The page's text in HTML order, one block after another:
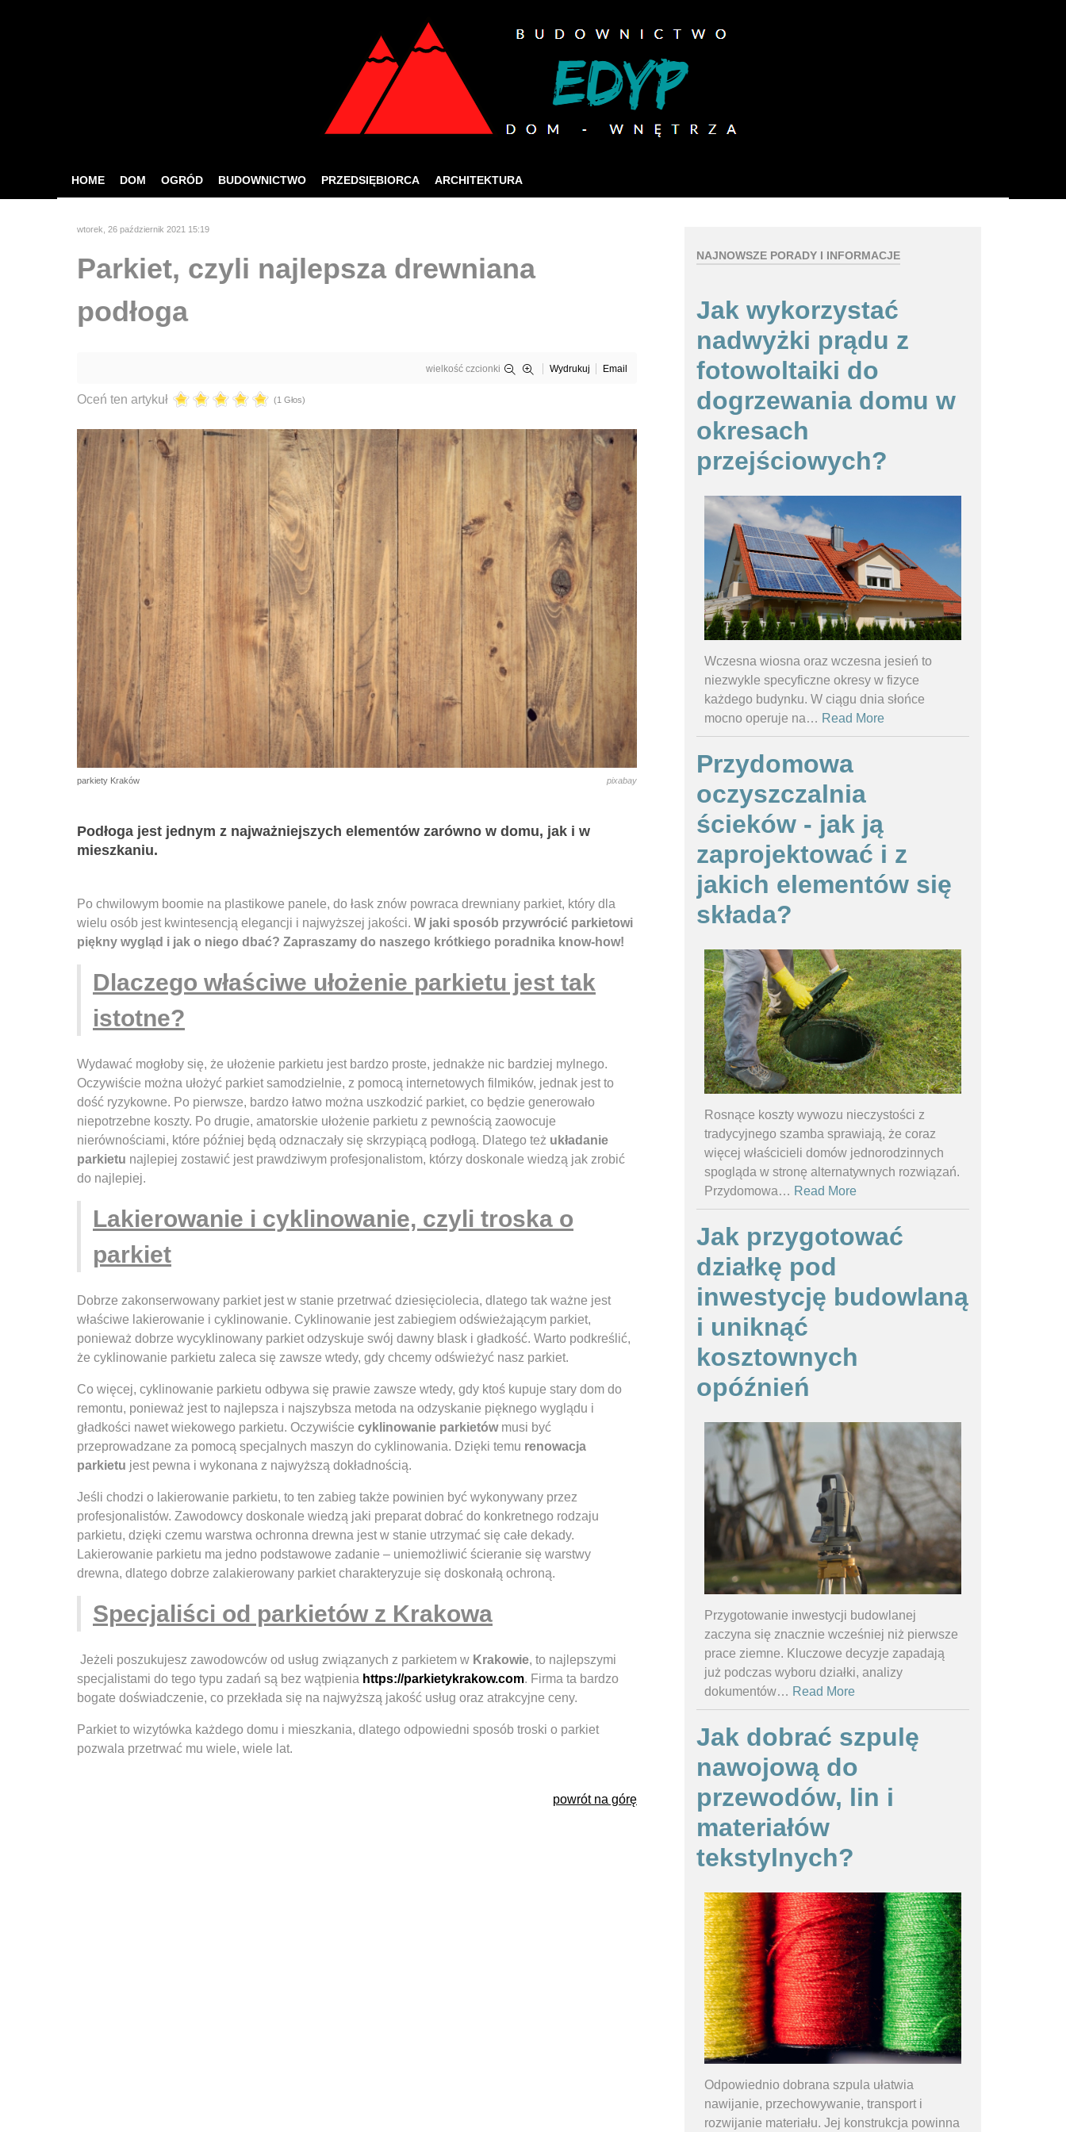
HOME DOM OGRÓD BUDOWNICTWO PRZEDSIĘBIORCA ARCHITEKTURA
wtorek, 26 październik 2021 15:19
Parkiet, czyli najlepsza drewniana
podłoga
wielkość czcionki Wydrukuj Email
Oceń ten artykuł (1 Głos)
parkiety Kraków pixabay
Podłoga jest jednym z najważniejszych elementów zarówno w domu, jak i w
mieszkaniu.
Po chwilowym boomie na plastikowe panele, do łask znów powraca drewniany parkiet, który dla
wielu osób jest kwintesencją elegancji i najwyższej jakości. W jaki sposób przywrócić parkietowi
piękny wygląd i jak o niego dbać? Zapraszamy do naszego krótkiego poradnika know-how!
Dlaczego właściwe ułożenie parkietu jest tak
istotne?
Wydawać mogłoby się, że ułożenie parkietu jest bardzo proste, jednakże nic bardziej mylnego.
Oczywiście można ułożyć parkiet samodzielnie, z pomocą internetowych filmików, jednak jest to
dość ryzykowne. Po pierwsze, bardzo łatwo można uszkodzić parkiet, co będzie generowało
niepotrzebne koszty. Po drugie, amatorskie ułożenie parkietu z pewnością zaowocuje
nierównościami, które później będą odznaczały się skrzypiącą podłogą. Dlatego też układanie
parkietu najlepiej zostawić jest prawdziwym profesjonalistom, którzy doskonale wiedzą jak zrobić
do najlepiej.
Lakierowanie i cyklinowanie, czyli troska o
parkiet
Dobrze zakonserwowany parkiet jest w stanie przetrwać dziesięciolecia, dlatego tak ważne jest
właściwe lakierowanie i cyklinowanie. Cyklinowanie jest zabiegiem odświeżającym parkiet,
ponieważ dobrze wycyklinowany parkiet odzyskuje swój dawny blask i gładkość. Warto podkreślić,
że cyklinowanie parkietu zaleca się zawsze wtedy, gdy chcemy odświeżyć nasz parkiet.
Co więcej, cyklinowanie parkietu odbywa się prawie zawsze wtedy, gdy ktoś kupuje stary dom do
remontu, ponieważ jest to najlepsza i najszybsza metoda na odzyskanie pięknego wyglądu i
gładkości nawet wiekowego parkietu. Oczywiście cyklinowanie parkietówmusi być
przeprowadzane za pomocą specjalnych maszyn do cyklinowania. Dzięki temu renowacja
parkietu jest pewna i wykonana z najwyższą dokładnością.
Jeśli chodzi o lakierowanie parkietu, to ten zabieg także powinien być wykonywany przez
profesjonalistów. Zawodowcy doskonale wiedzą jaki preparat dobrać do konkretnego rodzaju
parkietu, dzięki czemu warstwa ochronna drewna jest w stanie utrzymać się całe dekady.
Lakierowanie parkietu ma jedno podstawowe zadanie – uniemożliwić ścieranie się warstwy
drewna, dlatego dobrze zalakierowany parkiet charakteryzuje się doskonałą ochroną.
Specjaliści od parkietów z Krakowa
Jeżeli poszukujesz zawodowców od usług związanych z parkietem w Krakowie, to najlepszymi
specjalistami do tego typu zadań są bez wątpienia https://parkietykrakow.com. Firma ta bardzo
bogate doświadczenie, co przekłada się na najwyższą jakość usług oraz atrakcyjne ceny.
Parkiet to wizytówka każdego domu i mieszkania, dlatego odpowiedni sposób troski o parkiet
pozwala przetrwać mu wiele, wiele lat.
powrót na górę
NAJNOWSZE PORADY I INFORMACJE
Jak wykorzystać
nadwyżki prądu z
fotowoltaiki do
dogrzewania domu w
okresach
przejściowych?
Wczesna wiosna oraz wczesna jesień to
niezwykle specyficzne okresy w fizyce
każdego budynku. W ciągu dnia słońce
mocno operuje na… Read More
Przydomowa
oczyszczalnia
ścieków - jak ją
zaprojektować i z
jakich elementów się
składa?
Rosnące koszty wywozu nieczystości z
tradycyjnego szamba sprawiają, że coraz
więcej właścicieli domów jednorodzinnych
spogląda w stronę alternatywnych rozwiązań.
Przydomowa… Read More
Jak przygotować
działkę pod
inwestycję budowlaną
i uniknąć
kosztownych
opóźnień
Przygotowanie inwestycji budowlanej
zaczyna się znacznie wcześniej niż pierwsze
prace ziemne. Kluczowe decyzje zapadają
już podczas wyboru działki, analizy
dokumentów… Read More
Jak dobrać szpulę
nawojową do
przewodów, lin i
materiałów
tekstylnych?
Odpowiednio dobrana szpula ułatwia
nawijanie, przechowywanie, transport i
rozwijanie materiału. Jej konstrukcja powinna
Jeśli korzystasz z naszej strony internetowej, wyrażasz zgodę na używanie naszych plików cookies.
Rozumiem